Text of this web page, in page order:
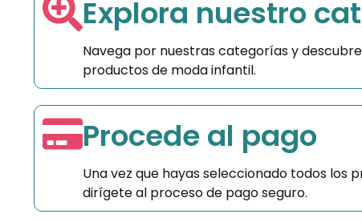
Explora nuestro
Navega por nuestras categorías y
productos de moda infantil.
Procede al pago
Una vez que hayas seleccionado todos los
dirígete al proceso de pago seguro.